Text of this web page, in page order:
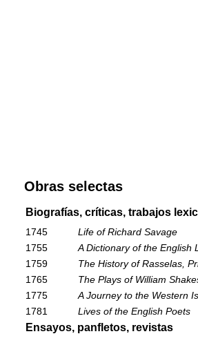
Obras selectas
Biografías, críticas, trabajos
1745
Life of Richard Savage
1755
A Dictionary of the English
1759
The History of Rasselas,
1765
The Plays of William
1775
A Journey to the Western
1781
Lives of the English Poets
Ensayos, panfletos, revistas